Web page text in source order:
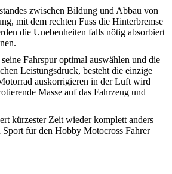
zwischen Bildung und Abbau von
mit dem rechten Fuss die Hinterbremse
die Unebenheiten falls nötig absorbiert
Fahrspur optimal auswählen und die
Leistungsdruck, besteht die einzige
auskorrigieren in der Luft wird
Masse auf das Fahrzeug und
kürzester Zeit wieder komplett anders
Sport für den Hobby Motocross Fahrer